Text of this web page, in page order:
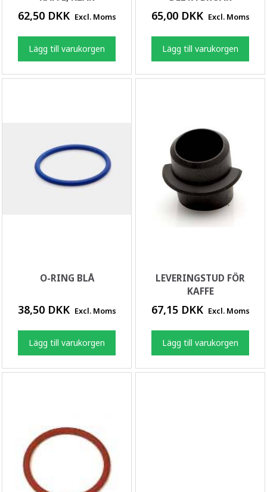
62,50 DKK Excl. Moms
Lägg till varukorgen
65,00 DKK Excl. Moms
Lägg till varukorgen
O-RING BLÅ
38,50 DKK Excl. Moms
Lägg till varukorgen
LEVERINGSTUD FÖR
KAFFE
67,15 DKK Excl. Moms
Lägg till varukorgen